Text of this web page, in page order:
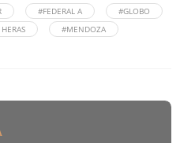
#FEDERAL A
#GLOBO
#MENDOZA